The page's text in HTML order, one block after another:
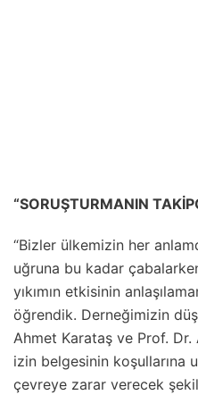
“SORUŞTURMANIN
“Bizler ülkemizin her
uğruna bu kadar
yıkımın etkisinin
öğrendik. Derneğimizin
Ahmet Karataş ve Prof. Dr.
izin belgesinin koşullarına
çevreye zarar verecek